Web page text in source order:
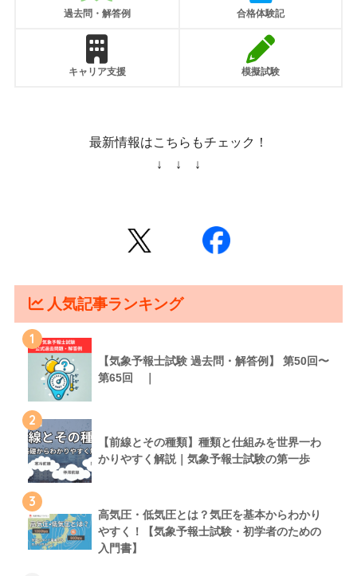
過去問・解答例 合格体験記
キャリア支援 模擬試験
最新情報はこちらもチェック！
↓ ↓ ↓
人気記事ランキング
1
【気象予報士試験 過去問・解答例】 第50回〜
第65回 ｜
2
【前線とその種類】種類と仕組みを世界一わ
かりやすく解説｜気象予報士試験の第一歩
3
高気圧・低気圧とは？気圧を基本からわかり
やすく！【気象予報士試験・初学者のための
入門書】